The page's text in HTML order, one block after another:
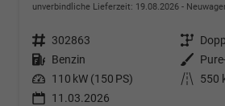
unverbindliche Lieferzeit: 19.08.2026
Fahrzeugnr. 302863 Getriebe
Kraftstoff Benzin Außenfarbe
Leistung 110 kW (150 PS) Kilometerstand
550
11.03.2026